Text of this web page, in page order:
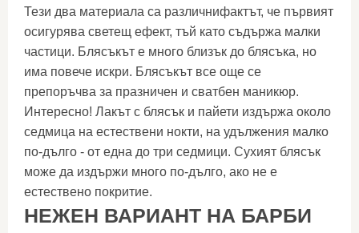
Тези два материала са различнифактът, че първият
осигурява светещ ефект, тъй като съдържа малки
частици. Блясъкът е много близък до блясъка, но
има повече искри. Блясъкът все още се
препоръчва за празничен и сватбен маникюр.
Интересно! Лакът с блясък и пайети издържа около
седмица на естествени нокти, на удължения малко
по-дълго - от една до три седмици. Сухият блясък
може да издържи много по-дълго, ако не е
естествено покритие.
НЕЖЕН ВАРИАНТ НА БАРБИ